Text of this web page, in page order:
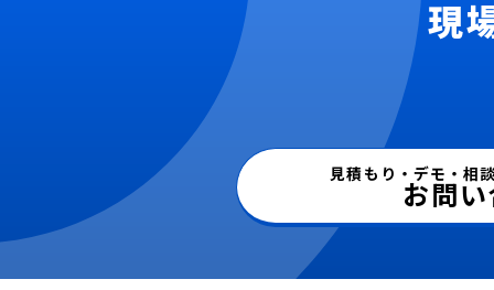
現
見積もり・デモ・相
お問